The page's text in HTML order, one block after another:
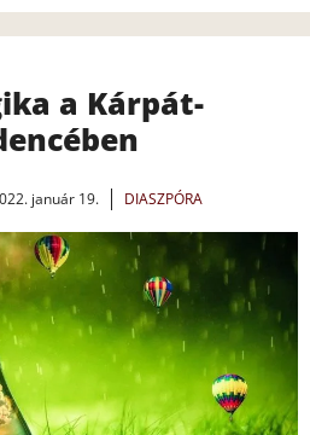
a Kárpát-
január 19. DIASZPÓRA